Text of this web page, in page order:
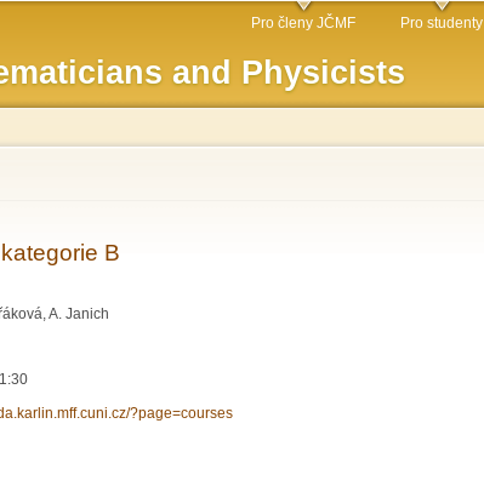
and Physicists
Pro členy JČMF Pro studenty
B
A. Janich
?page=courses